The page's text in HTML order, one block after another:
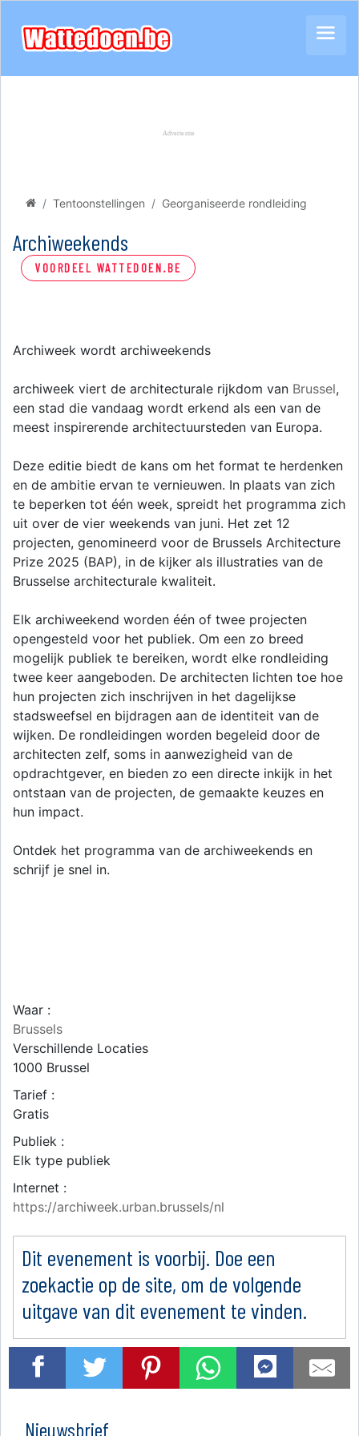
Tentoonstellingen Georganiseerde rondleiding
Archiweekends
VOORDEEL WATTEDOEN.BE
Archiweek wordt archiweekends
archiweek viert de architecturale rijkdom van Brussel,
een stad die vandaag wordt erkend als een van de
meest inspirerende architectuursteden van Europa.
Deze editie biedt de kans om het format te herdenken
en de ambitie ervan te vernieuwen. In plaats van zich
te beperken tot één week, spreidt het programma zich
uit over de vier weekends van juni. Het zet 12
projecten, genomineerd voor de Brussels Architecture
Prize 2025 (BAP), in de kijker als illustraties van de
Brusselse architecturale kwaliteit.
Elk archiweekend worden één of twee projecten
opengesteld voor het publiek. Om een zo breed
mogelijk publiek te bereiken, wordt elke rondleiding
twee keer aangeboden. De architecten lichten toe hoe
hun projecten zich inschrijven in het dagelijkse
stadsweefsel en bijdragen aan de identiteit van de
wijken. De rondleidingen worden begeleid door de
architecten zelf, soms in aanwezigheid van de
opdrachtgever, en bieden zo een directe inkijk in het
ontstaan van de projecten, de gemaakte keuzes en
hun impact.
Ontdek het programma van de archiweekends en
schrijf je snel in.
Waar :
Brussels
Verschillende Locaties
1000 Brussel
Tarief :
Gratis
Publiek :
Elk type publiek
Internet :
https://archiweek.urban.brussels/nl
Dit evenement is voorbij. Doe een
zoekactie op de site, om de volgende
uitgave van dit evenement te vinden.
Nieuwsbrief